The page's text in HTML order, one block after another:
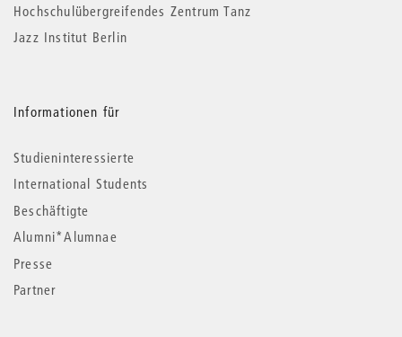
Hochschulübergreifendes Zentrum Tanz
Jazz Institut Berlin
Informationen für
Studieninteressierte
International Students
Beschäftigte
Alumni*Alumnae
Presse
Partner